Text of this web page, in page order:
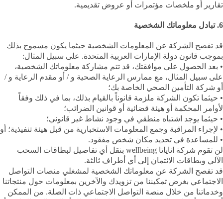
تقارير أو ملخصات مؤتمرات أو عروض تقديمية.
6. تبادل معلوماتك الشخصية
قد تفصح الشركة عن المعلومات الشخصية حيثما يكون مسموح بذلك
بموجب قانون دولة الإمارات العربية المتحدة. على سبيل المثال:
• بعد الحصول على موافقتك، قد تتم مشاركة معلوماتك الشخصية،
على سبيل المثال، مع ممارس الرعاية الصحية و / أو مقدم الرعاية و /
أو شركة التأمين الصحي الخاصة بك؛
• حيثما تكون الشركة ملزمة قانوناً بالقيام بذلك، بما في ذلك وفقاً
لأوامر المحكمة أو هيئة قضائية أو قوانين الضرائب؛
• حيثما يوجد اشتباه منطقي في وجود نشاط غير قانوني؛
• لإجراء المراقبة وجمع المعلومات الاستخبارية من قبل هيئة تنفيذية؛ أو
• للمساعدة في تحديد مكان شخص مفقود.
لن تقوم شركة اناياتا wellbeing بنقل أي تفاصيل لبطاقات السحب
الآلي وبطاقات الائتمان إلى أي أطراف ثالثة.
قد تفصح الشركة عن معلوماتك الشخصية لمشغلي منصات التواصل
الاجتماعي بغرض تمكيننا من تزويدك والآخرين بمعلومات حول منتجاتنا
وخدماتنا من خلال منصة التواصل الاجتماعي ذات الصلة. من الممكن